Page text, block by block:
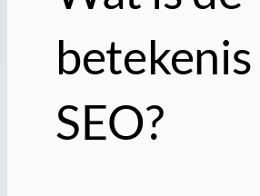
SEO?